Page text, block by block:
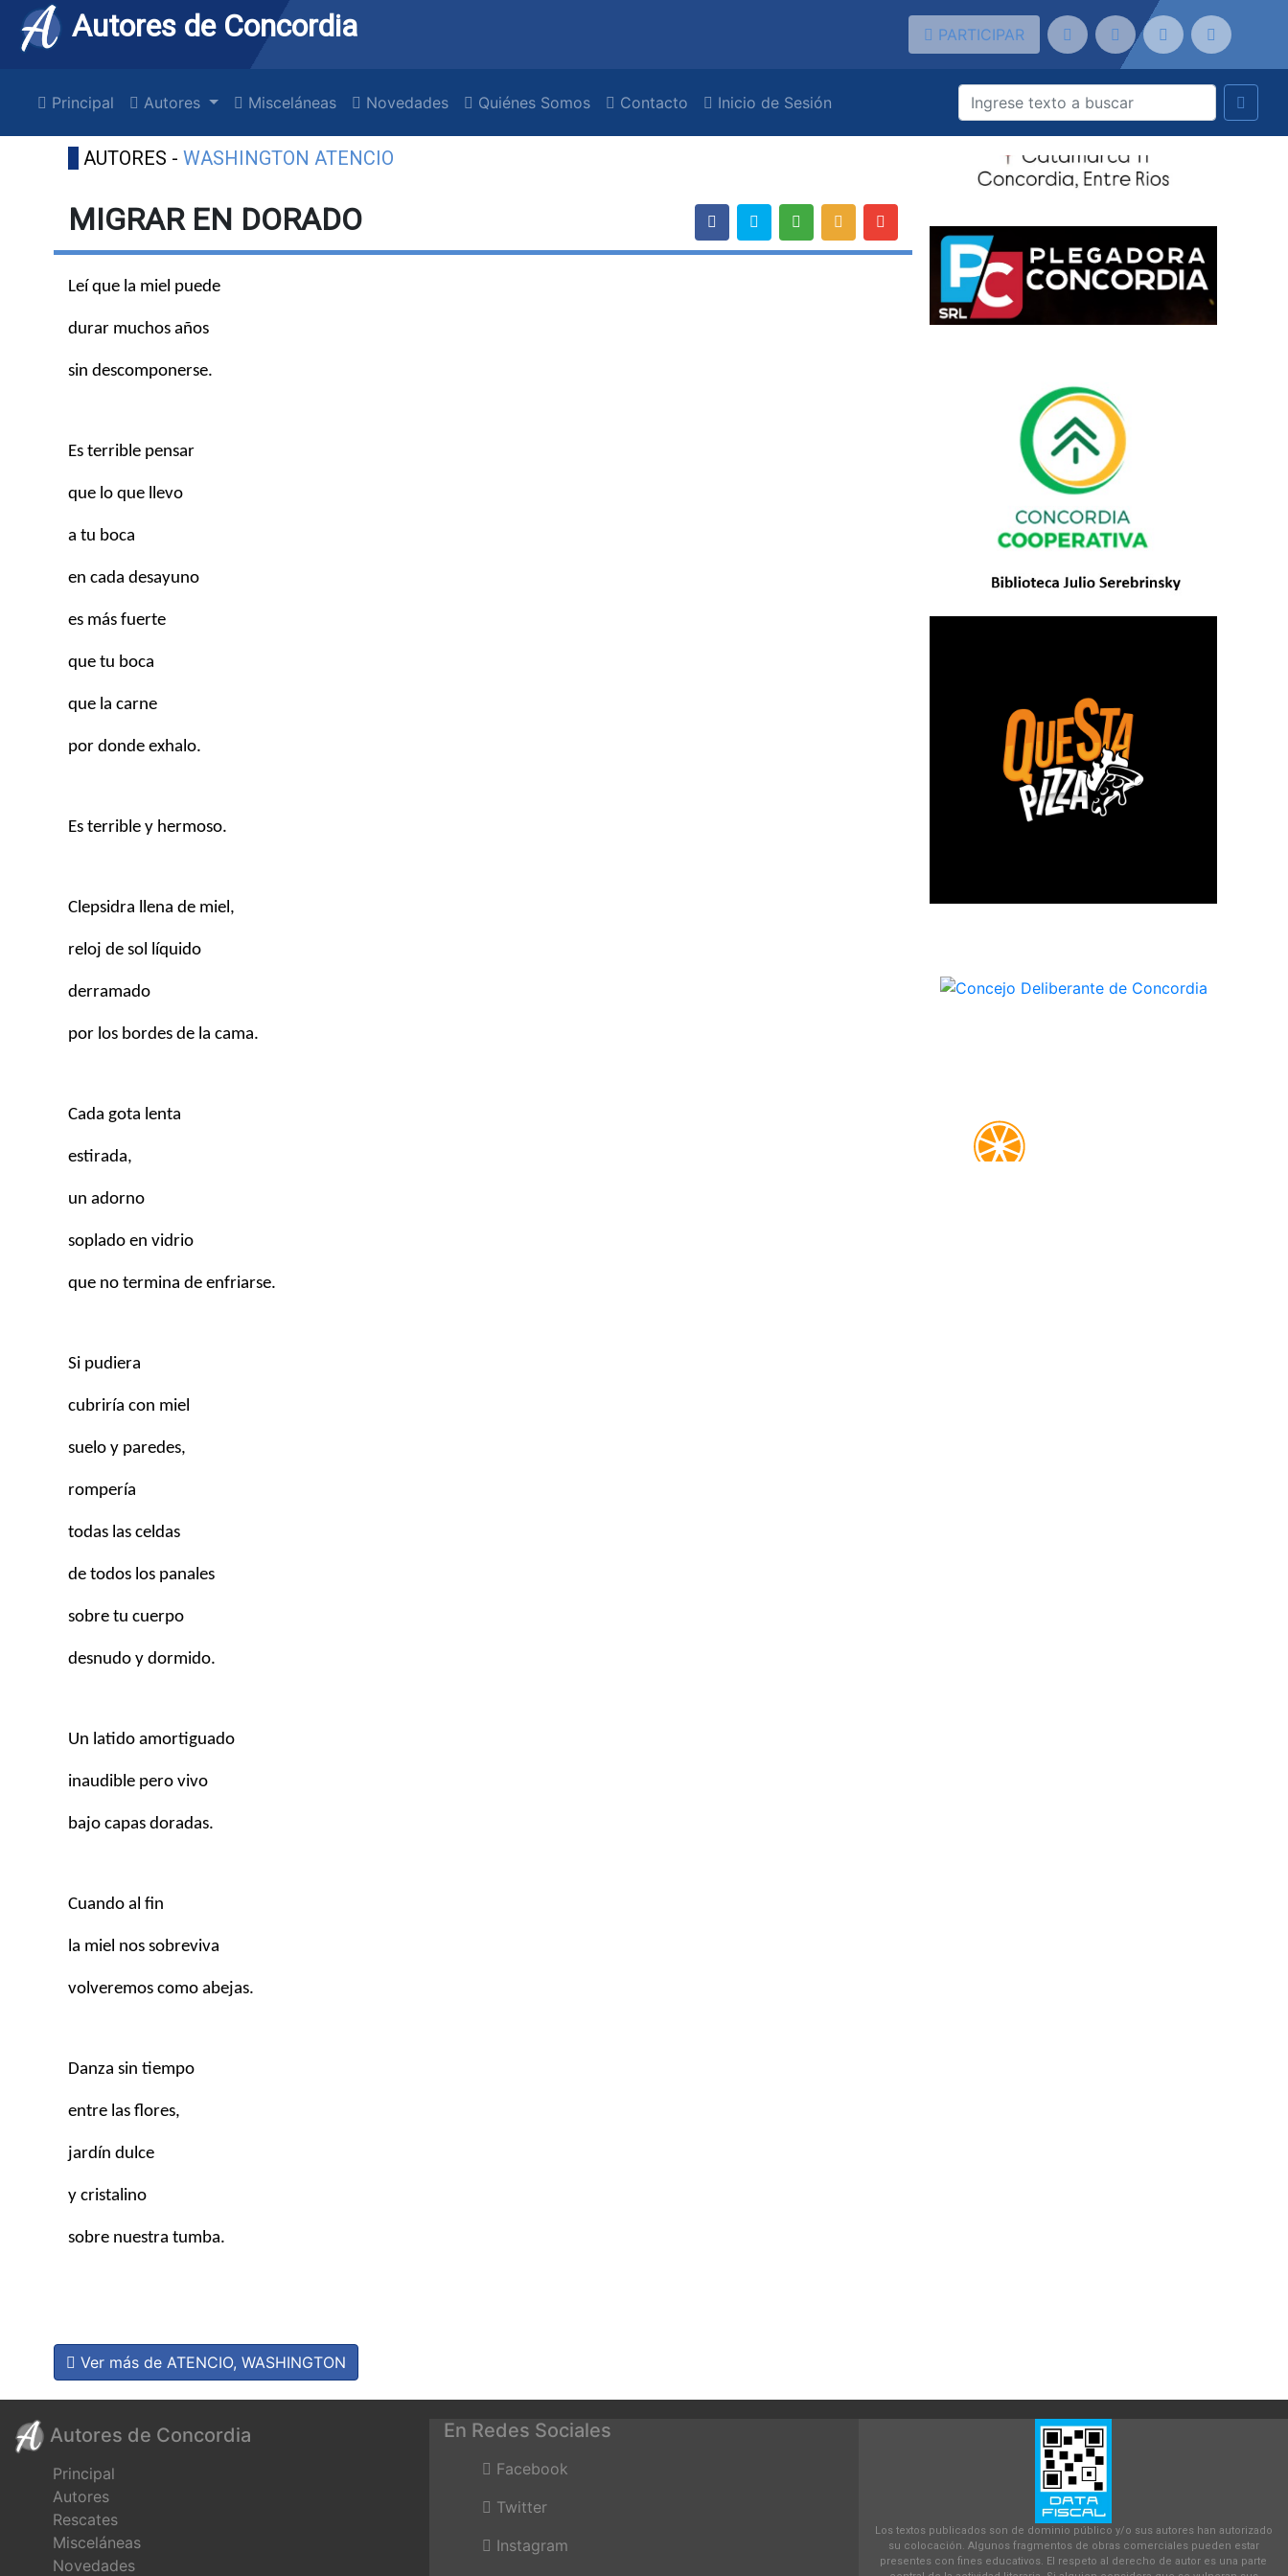
Autores de Concordia PARTICIPAR
Principal Autores Misceláneas Novedades Quiénes Somos Contacto Inicio de Sesión
AUTORES - WASHINGTON ATENCIO
MIGRAR EN DORADO
Leí que la miel puede
durar muchos años
sin descomponerse.
Es terrible pensar
que lo que llevo
a tu boca
en cada desayuno
es más fuerte
que tu boca
que la carne
por donde exhalo.
Es terrible y hermoso.
Clepsidra llena de miel,
reloj de sol líquido
derramado
por los bordes de la cama.
Cada gota lenta
estirada,
un adorno
soplado en vidrio
que no termina de enfriarse.
Si pudiera
cubriría con miel
suelo y paredes,
rompería
todas las celdas
de todos los panales
sobre tu cuerpo
desnudo y dormido.
Un latido amortiguado
inaudible pero vivo
bajo capas doradas.
Cuando al fin
la miel nos sobreviva
volveremos como abejas.
Danza sin tiempo
entre las flores,
jardín dulce
y cristalino
sobre nuestra tumba.
Ver más de ATENCIO, WASHINGTON
Autores de Concordia
Principal
Autores
Rescates
Misceláneas
Novedades
En Redes Sociales
Facebook
Twitter
Instagram
Los textos publicados son de dominio público y/o sus autores han autorizado
su colocación. Algunos fragmentos de obras comerciales pueden estar
presentes con fines educativos. El respeto al derecho de autor es una parte